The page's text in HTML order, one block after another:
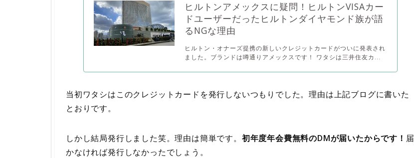
ヒルトンアメックスに疑問！ヒルトンVISAカー
ドユーザーだったヒルトンダイヤモンド族が語
るNGな理由
ヒルトン・オナーズ提携の新しいクレジットカードがついに発表され
ました。ブランドは噂通りアメックスです！ ワタシは三井住友カ...
当初ワタシはこのクレジットカードを発行しないつもりでした。理由は上記ブログに書いた
とおりです。
しかし結局発行しました笑。理由は簡単です。 初年度年会費無料のDMが届いたからです！ 届
かなければ発行しなかったでしょう。